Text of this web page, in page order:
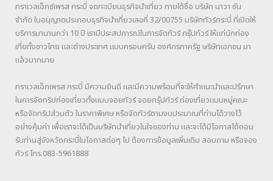
ทราเวลเอ็กซ์เพรส กระบี่ จดทะเบียนธุรกิจนำเที่ยว ภายใต้ชื่อ บริษัท นาวา ซัน
จำกัด ใบอนุญาตประกอบธุรกิจนำเที่ยวเลขที่ 32/00755 บริษัททัวร์กระบี่ ที่เปิดให้
บริการมานานกว่า 10 ปี เรามีประสปการณ์ในการจัดทัวร์ กรุ๊ปทัวร์ ให้แก่นักท่อง
เที่ยทั้งชาวไทย และต่างประเทศ แบบครอบครับ องค์กรภาครัฐ ษริษัทเอกชน มา
แล้วมากมาย
ทราเวลเอ็กเพรส กระบี่ มีความยินดี และมีความพร้อมที่จะให้คำแนะนำและปรึกษา
ในการจัดทริปท่องเที่ยวทั้งแบบจอยทัวร์ จอยกรุ๊ปทัวร์ ท่องเที่ยวแบบหมู่คณะ
หรือจัดทริปส่วนตัว ในราคาพิเศษ หรือจัดทัวร์ตามงบประมาณที่ท่านได้วางไว้
อย่างคุ้มค่า เพื่อเราจะได้เป็นบริษัทนำเที่ยวในใจของท่าน และจะได้มีโอกาสได้ตอน
รับท่านสู่จังหวัดกระบี่ในโอกาสต่อๆ ไป ต้องการข้อมูลเพิ่มเติม สอบถาม หรือจอง
ทัวร์ โทร.083-5961888